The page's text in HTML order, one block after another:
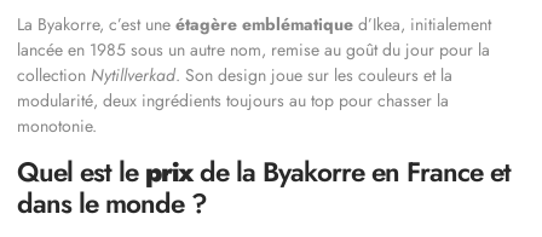
La Byakorre, c’est une étagère emblématique d’Ikea, initialement
lancée en 1985 sous un autre nom, remise au goût du jour pour la
collection Nytillverkad. Son design joue sur les couleurs et la
modularité, deux ingrédients toujours au top pour chasser la
monotonie.
Quel est leprixde la Byakorre en France et
dans le monde ?